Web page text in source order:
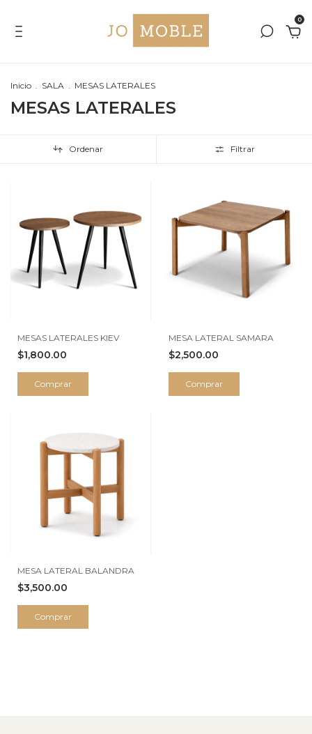
0
Inicio . SALA . MESAS LATERALES
MESAS LATERALES
Ordenar Filtrar
MESAS LATERALES KIEV
$1,800.00
Comprar
MESA LATERAL SAMARA
$2,500.00
Comprar
MESA LATERAL BALANDRA
$3,500.00